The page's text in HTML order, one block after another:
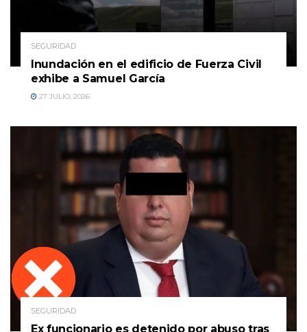
SEGURIDAD
Inundación en el edificio de Fuerza Civil
exhibe a Samuel García
27 JULIO, 2026
SEGURIDAD
Ex funcionario es detenido por abuso tras